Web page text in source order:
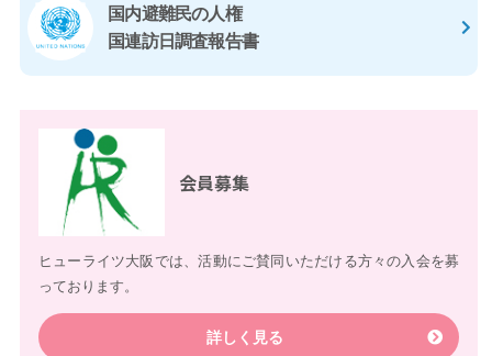
国内避難民の人権
国連訪日調査報告書
会員募集
ヒューライツ大阪では、活動にご賛同いただける方々の入会を募
っております。
詳しく見る